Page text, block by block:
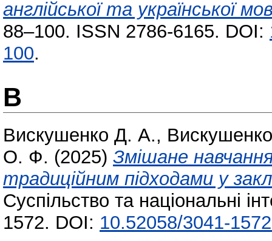
англійської та української
88–100. ISSN 2786-6165. DOI:
100.
В
Вискушенко Д. А.,
О. Ф. (2025) Змішане
традиційним підходами у
Суспільство та національні
1572. DOI: 10.52058/3041-